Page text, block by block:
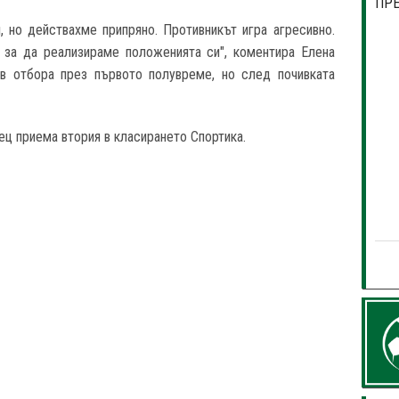
действахме припряно. Противникът игра агресивно.
да реализираме положенията си", коментира Елена
отбора през първото полувреме, но след почивката
приема втория в класирането Спортика.